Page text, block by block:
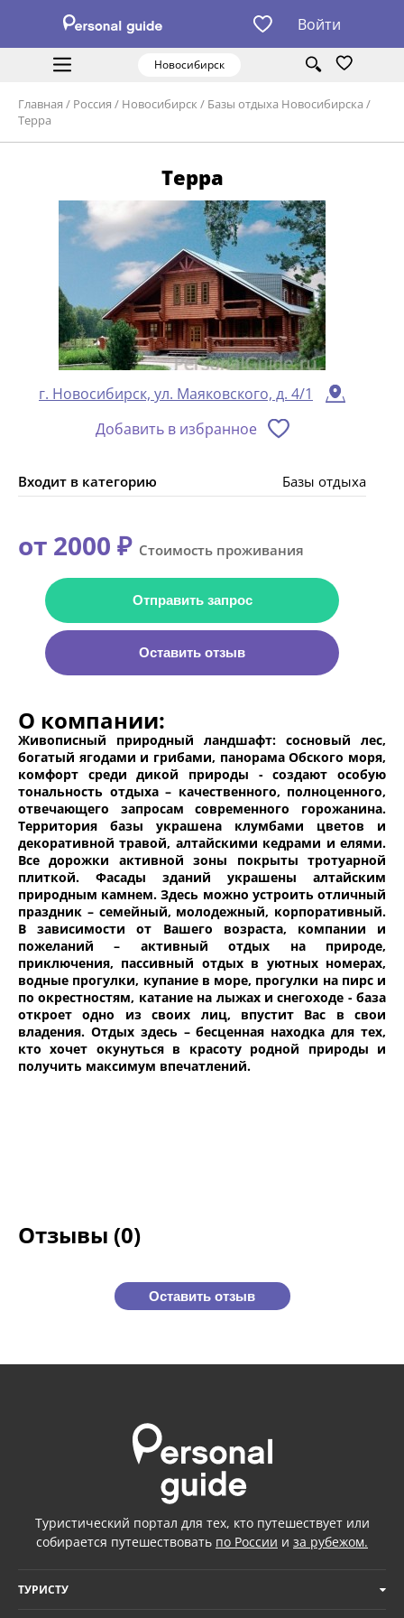
Войти
Новосибирск
Главная / Россия / Новосибирск / Базы отдыха Новосибирска /
Терра
Терра
г. Новосибирск, ул. Маяковского, д. 4/1
Добавить в избранное
Входит в категорию Базы отдыха
от 2000 ₽ Стоимость проживания
Отправить запрос
Оставить отзыв
О компании:
Живописный природный ландшафт: сосновый лес,
богатый ягодами и грибами, панорама Обского моря,
комфорт среди дикой природы - создают особую
тональность отдыха – качественного, полноценного,
отвечающего запросам современного горожанина.
Территория базы украшена клумбами цветов и
декоративной травой, алтайскими кедрами и елями.
Все дорожки активной зоны покрыты тротуарной
плиткой. Фасады зданий украшены алтайским
природным камнем. Здесь можно устроить отличный
праздник – семейный, молодежный, корпоративный.
В зависимости от Вашего возраста, компании и
пожеланий – активный отдых на природе,
приключения, пассивный отдых в уютных номерах,
водные прогулки, купание в море, прогулки на пирс и
по окрестностям, катание на лыжах и снегоходе - база
откроет одно из своих лиц, впустит Вас в свои
владения. Отдых здесь – бесценная находка для тех,
кто хочет окунуться в красоту родной природы и
получить максимум впечатлений.
Отзывы (0)
Оставить отзыв
Туристический портал для тех, кто путешествует или
собирается путешествовать по России и за рубежом.
ТУРИСТУ